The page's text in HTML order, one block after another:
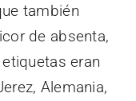
también
de absenta,
eran
Alemania,